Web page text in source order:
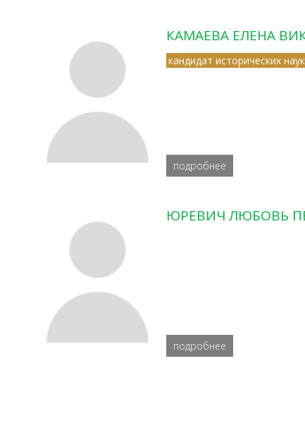
КАМАЕВА ЕЛЕНА
кандидат исторических наук
подробнее
ЮРЕВИЧ ЛЮБОВЬ
подробнее